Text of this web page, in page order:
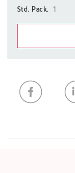
Std. Pack.
1
My list